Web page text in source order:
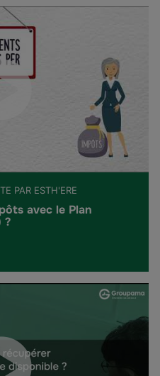
PAR ESTH'ERE
avec le Plan
?